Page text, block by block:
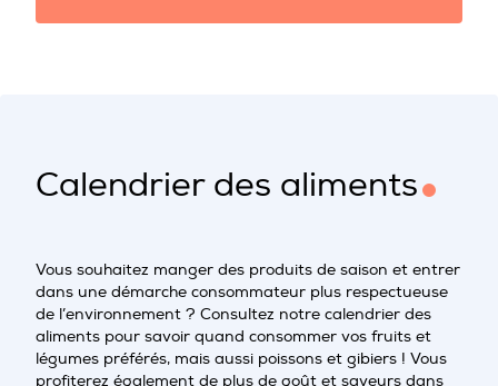
Calendrier des aliments
Vous souhaitez manger des produits de saison et entrer
dans une démarche consommateur plus respectueuse
de l’environnement ? Consultez notre calendrier des
aliments pour savoir quand consommer vos fruits et
légumes préférés, mais aussi poissons et gibiers ! Vous
profiterez également de plus de goût et saveurs dans